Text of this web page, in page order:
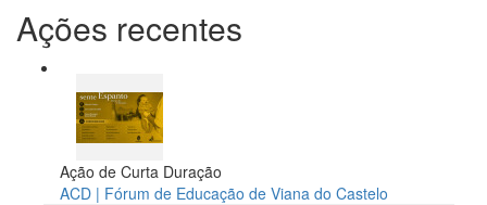
Ações recentes
Ação de Curta Duração
ACD | Fórum de Educação de Viana do Castelo